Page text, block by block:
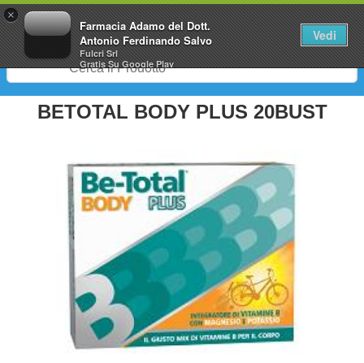
×
Farmacia Adamo del Dott.
Antonio Ferdinando Salvo
Fulcri Srl
GratisSu Google Play
Vedi
0
BETOTAL BODY PLUS 20BUST